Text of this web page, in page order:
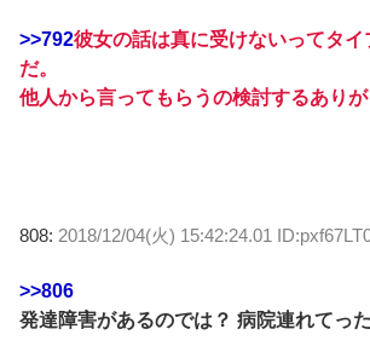
>>792彼女の話は真に受けないってタ
だ。
他人から言ってもらうの検討するありが
808: 2018/12/04(火) 15:42:24.01
>>806
発達障害があるのでは？ 病院連れてっ